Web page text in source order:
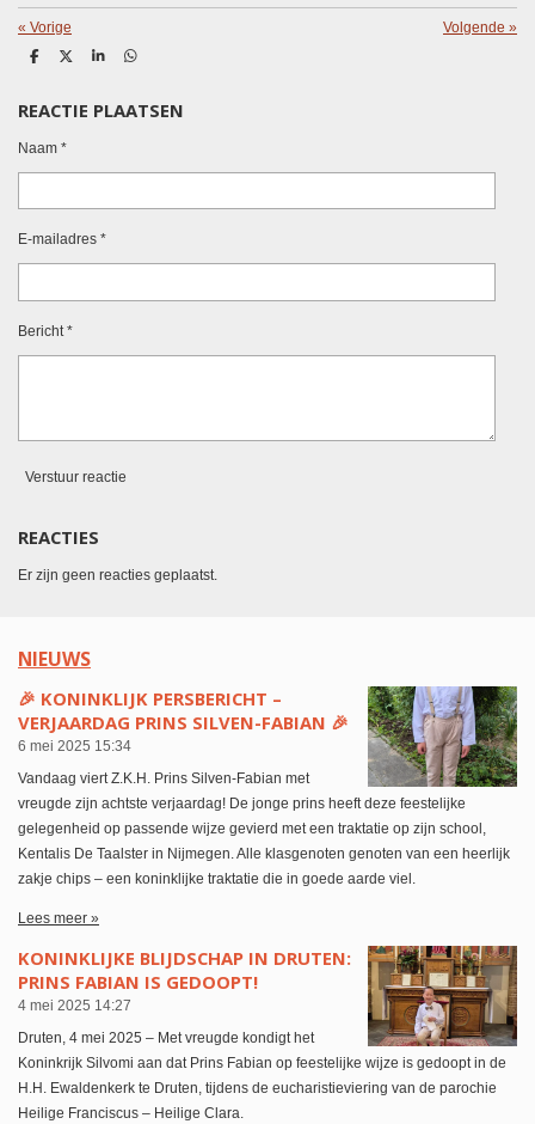
« Vorige Volgende »
D
e
n
D
l
S
r
e
D
e
n
REACTIE PLAATSEN
Naam *
E-mailadres *
Bericht *
Verstuur reactie
REACTIES
Er zijn geen reacties geplaatst.
NIEUWS
🎉 KONINKLIJK PERSBERICHT –
VERJAARDAG PRINS SILVEN-FABIAN 🎉
6 mei 2025 15:34
Vandaag viert Z.K.H. Prins Silven-Fabian met
vreugde zijn achtste verjaardag! De jonge prins heeft deze feestelijke
gelegenheid op passende wijze gevierd met een traktatie op zijn school,
Kentalis De Taalster in Nijmegen. Alle klasgenoten genoten van een heerlijk
zakje chips – een koninklijke traktatie die in goede aarde viel.
Lees meer »
KONINKLIJKE BLIJDSCHAP IN DRUTEN:
PRINS FABIAN IS GEDOOPT!
4 mei 2025 14:27
Druten, 4 mei 2025 – Met vreugde kondigt het
Koninkrijk Silvomi aan dat Prins Fabian op feestelijke wijze is gedoopt in de
H.H. Ewaldenkerk te Druten, tijdens de eucharistieviering van de parochie
Heilige Franciscus – Heilige Clara.